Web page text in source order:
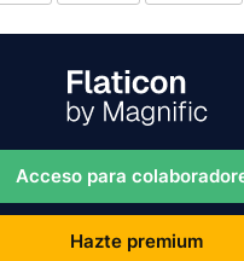
Acceso para
Hazte premium